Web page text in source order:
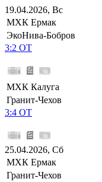
19.04.2026, Вс
МХК Ермак
ЭкоНива-Бобров
3:2 ОТ
МХК Калуга
Гранит-Чехов
3:4 ОТ
25.04.2026, Сб
МХК Ермак
Гранит-Чехов